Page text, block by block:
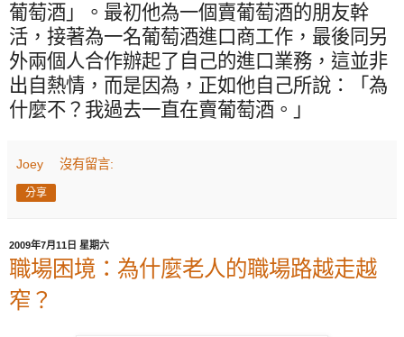
葡萄酒」。最初他為一個賣葡萄酒的朋友幹
活，接著為一名葡萄酒進口商工作，最後同另
外兩個人合作辦起了自己的進口業務，這並非
出自熱情，而是因為，正如他自己所說：「為
什麼不？我過去一直在賣葡萄酒。」
Joey 沒有留言:
分享
2009年7月11日 星期六
職場困境：為什麼老人的職場路越走越
窄？